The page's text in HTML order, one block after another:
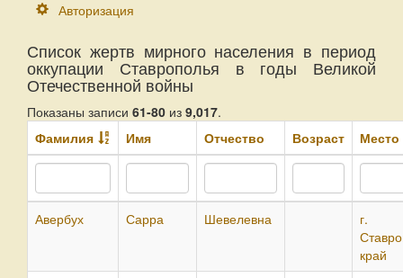
Авторизация
Список жертв мирного населения в период
оккупации Ставрополья в годы Великой
Отечественной войны
Показаны записи 61-80 из 9,017.
Фамилия
Имя Отчество Возраст
Авербух Сарра Шевелевна
г.
край